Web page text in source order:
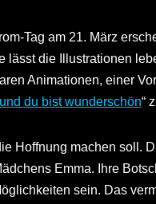
Tag am 21. März
lässt die Illustrationen
Animationen, einer
du bist wunderschön“
Hoffnung machen soll.
Emma. Ihre
sein. Das